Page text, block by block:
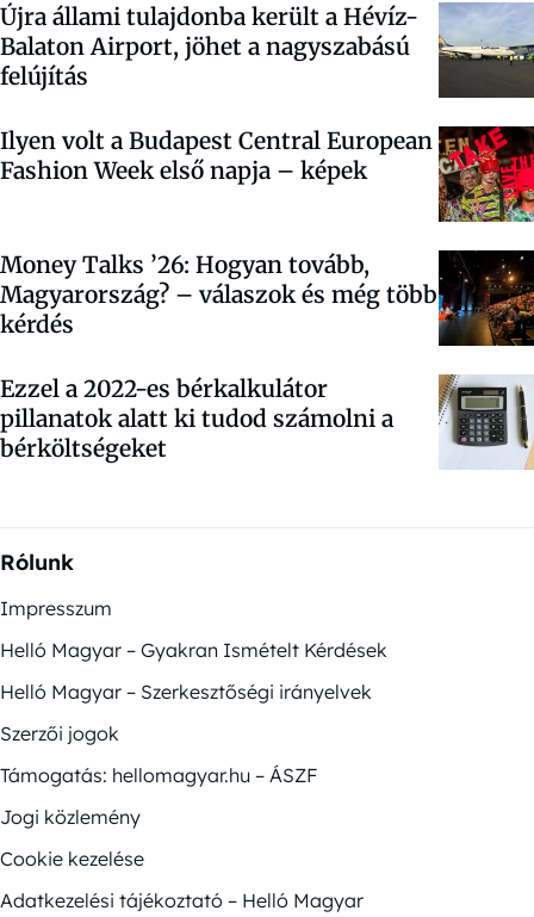
Újra állami tulajdonba került a Hévíz-
Balaton Airport, jöhet a nagyszabású
felújítás
Ilyen volt a Budapest Central European
Fashion Week első napja – képek
Money Talks ’26: Hogyan tovább,
Magyarország? – válaszok és még több
kérdés
Ezzel a 2022-es bérkalkulátor
pillanatok alatt ki tudod számolni a
bérköltségeket
Rólunk
Impresszum
Helló Magyar – Gyakran Ismételt Kérdések
Helló Magyar – Szerkesztőségi irányelvek
Szerzői jogok
Támogatás: hellomagyar.hu – ÁSZF
Jogi közlemény
Cookie kezelése
Adatkezelési tájékoztató – Helló Magyar